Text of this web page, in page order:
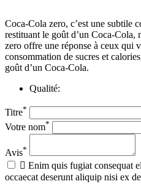
Coca-Cola zero, c’est une subtile
restituant le goût d’un Coca-Cola,
zero offre une réponse à ceux qui
consommation de sucres et
goût d’un Coca-Cola.
Qualité:
Titre*
Votre nom*
Avis*
 Enim quis fugiat consequat
occaecat deserunt aliquip nisi ex